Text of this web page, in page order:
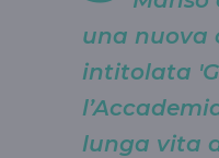
una nuova
intitolata
lunga vita